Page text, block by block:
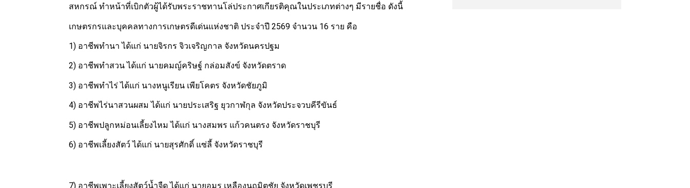
สหกรณ์ ทำหน้าที่เบิกตัวผู้ได้รับพระราชทานโล่ประกาศเกียรติคุณในประเภทต่างๆ มีรายชื่อ ดังนี้
เกษตรกรและบุคคลทางการเกษตรดีเด่นแห่งชาติ ประจำปี 2569 จำนวน 16 ราย คือ
1) อาชีพทำนา ได้แก่ นายจิรกร จิวเจริญกาล จังหวัดนครปฐม
2) อาชีพทำสวน ได้แก่ นายคมญ์คริษฐ์ กล่อมสังข์ จังหวัดตราด
3) อาชีพทำไร่ ได้แก่ นางหนูเรียน เพียโคตร จังหวัดชัยภูมิ
4) อาชีพไร่นาสวนผสม ได้แก่ นายประเสริฐ ยุวกาฬกุล จังหวัดประจวบคีรีขันธ์
5) อาชีพปลูกหม่อนเลี้ยงไหม ได้แก่ นางสมพร แก้วคนตรง จังหวัดราชบุรี
6) อาชีพเลี้ยงสัตว์ ได้แก่ นายสุรศักดิ์ แซ่ลี้ จังหวัดราชบุรี
7) อาชีพเพาะเลี้ยงสัตว์น้ำจืด ได้แก่ นายอมร เหลืองนฤมิตชัย จังหวัดเพชรบุรี